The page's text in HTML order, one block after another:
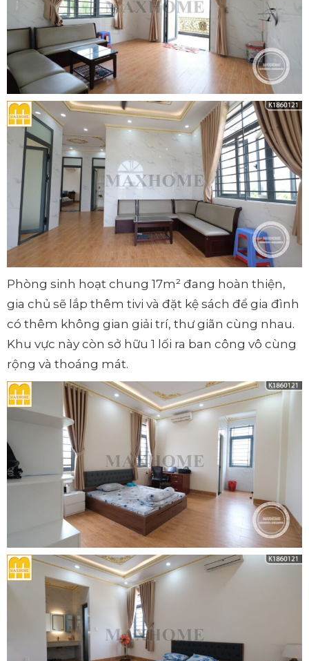
Phòng sinh hoạt chung 17m² đang hoàn thiện,
gia chủ sẽ lắp thêm tivi và đặt kệ sách để gia đình
có thêm không gian giải trí, thư giãn cùng nhau.
Khu vực này còn sở hữu 1 lối ra ban công vô cùng
rộng và thoáng mát.